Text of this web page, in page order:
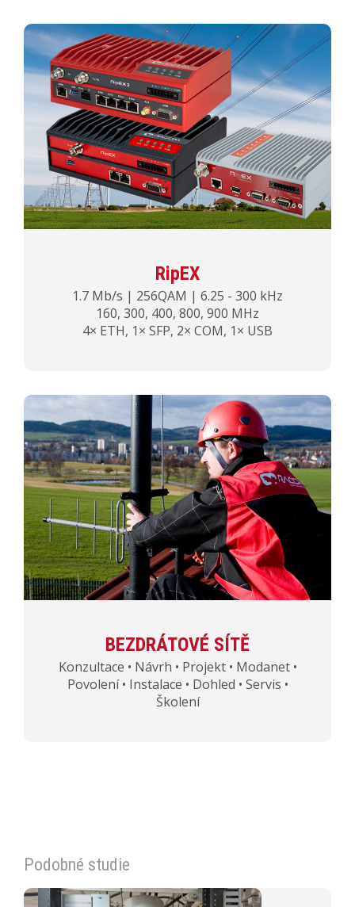
RipEX
1.7 Mb/s | 256QAM | 6.25 - 300 kHz
160, 300, 400, 800, 900 MHz
4× ETH, 1× SFP, 2× COM, 1× USB
BEZDRÁTOVÉ SÍTĚ
Konzultace • Návrh • Projekt • Modanet •
Povolení • Instalace • Dohled • Servis •
Školení
Podobné studie